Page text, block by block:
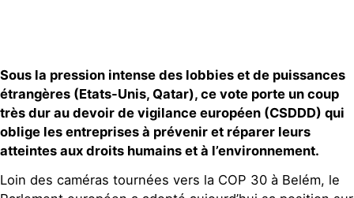
Sous la pression intense des lobbies et de puissances
étrangères (Etats-Unis, Qatar), ce vote porte un coup
très dur au devoir de vigilance européen (CSDDD) qui
oblige les entreprises à prévenir et réparer leurs
atteintes aux droits humains et à l’environnement.
Loin des caméras tournées vers la COP 30 à Belém, le